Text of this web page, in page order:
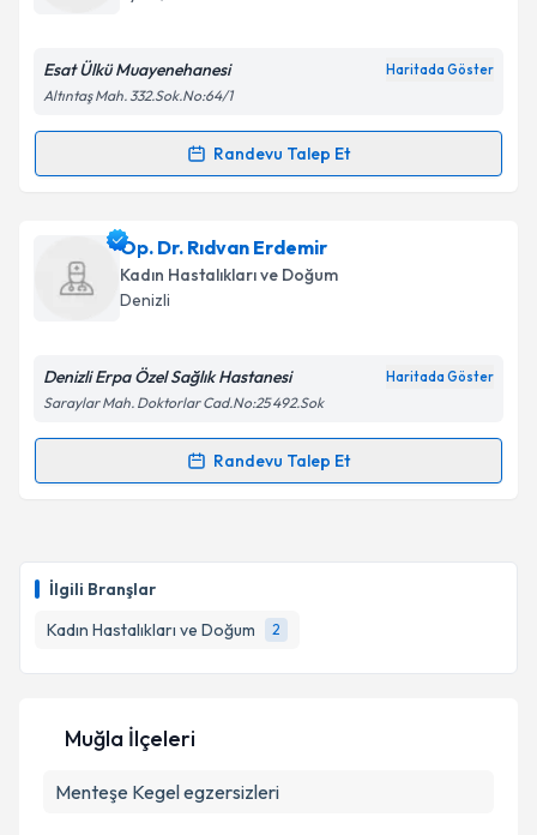
İlgili Branşlar
Kadın Hastalıkları ve Doğum
2
Kişisel verilerimin işlenmesine ilişkin
Metni'ni okudum ve kişisel verilerimin belirtilen
Takvim Talebini Gönder
Esat Ülkü Muayenehanesi Haritada Göster
Altıntaş Mah. 332.Sok.No:64/1
Randevu Talep Et
Randevu Takvimi Talebi
Op. Dr. Esat Ülküiçin randevu takvimi talebi
oluşturun. Size bu uzmandan randevu almanız için bir
takvim hazırlandığında e-posta ile bilgilendireceğiz.
Kişisel verilerimin işlenmesine ilişkin
Metni'ni okudum ve kişisel verilerimin belirtilen
Op. Dr. Rıdvan Erdemir
Kadın Hastalıkları ve Doğum
Denizli
Denizli Erpa Özel Sağlık Hastanesi Haritada Göster
Saraylar Mah. Doktorlar Cad.No:25 492.Sok
Randevu Talep Et
Randevu Takvimi Talebi
takvim hazırlandığında e-posta ile bilgilendireceğiz.
Metni'ni okudum ve kişisel verilerimin belirtilen
Muğla İlçeleri
Menteşe Kegel egzersizleri